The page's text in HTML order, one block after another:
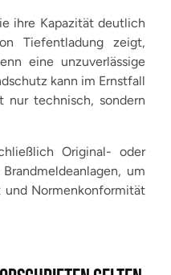
ihre Kapazität deutlich
Tiefentladung zeigt,
eine unzuverlässige
kann im Ernstfall
nur technisch, sondern
Original- oder
um
und Normenkonformität